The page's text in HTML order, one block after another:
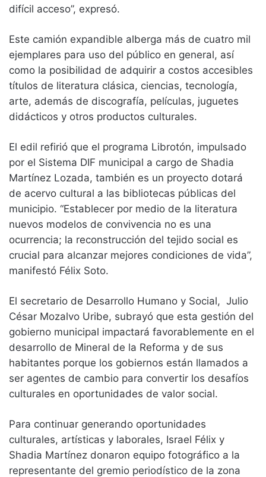
difícil acceso”, expresó.
Este camión expandible alberga más de cuatro mil
ejemplares para uso del público en general, así
como la posibilidad de adquirir a costos accesibles
títulos de literatura clásica, ciencias, tecnología,
arte, además de discografía, películas, juguetes
didácticos y otros productos culturales.
El edil refirió que el programa Librotón, impulsado
por el Sistema DIF municipal a cargo de Shadia
Martínez Lozada, también es un proyecto dotará
de acervo cultural a las bibliotecas públicas del
municipio. “Establecer por medio de la literatura
nuevos modelos de convivencia no es una
ocurrencia; la reconstrucción del tejido social es
crucial para alcanzar mejores condiciones de vida”,
manifestó Félix Soto.
El secretario de Desarrollo Humano y Social, Julio
César Mozalvo Uribe, subrayó que esta gestión del
gobierno municipal impactará favorablemente en el
desarrollo de Mineral de la Reforma y de sus
habitantes porque los gobiernos están llamados a
ser agentes de cambio para convertir los desafíos
culturales en oportunidades de valor social.
Para continuar generando oportunidades
culturales, artísticas y laborales, Israel Félix y
Shadia Martínez donaron equipo fotográfico a la
representante del gremio periodístico de la zona